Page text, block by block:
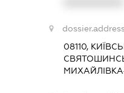
08110,